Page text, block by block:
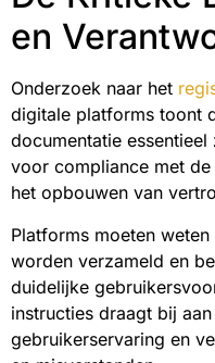
en
Onderzoek naar het
digitale platforms toont
documentatie
voor compliance met
het opbouwen van
Platforms moeten
worden verzameld en
duidelijke
instructies draagt bij
gebruikerservaring en